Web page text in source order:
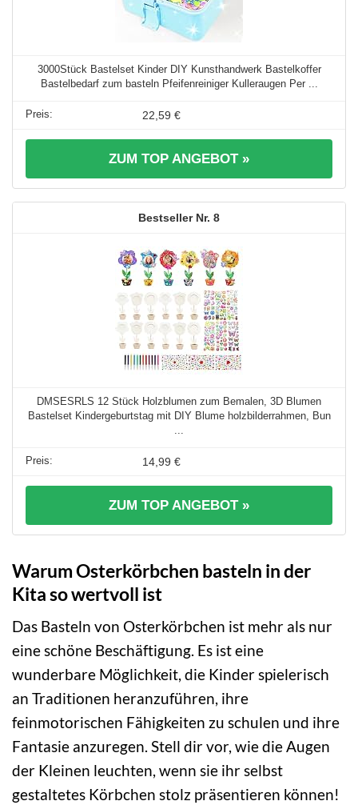
3000Stück Bastelset Kinder DIY Kunsthandwerk Bastelkoffer
Bastelbedarf zum basteln Pfeifenreiniger Kulleraugen Per ...
22,59 €
ZUM TOP ANGEBOT »
8
DMSESRLS 12 Stück Holzblumen zum Bemalen, 3D Blumen
Bastelset Kindergeburtstag mit DIY Blume holzbilderrahmen, Bun
14,99 €
ZUM TOP ANGEBOT »
Warum Osterkörbchen basteln in der
Kita so wertvoll ist
Das Basteln von Osterkörbchen ist mehr als nur
eine schöne Beschäftigung. Es ist eine
wunderbare Möglichkeit, die Kinder spielerisch
an Traditionen heranzuführen, ihre
feinmotorischen Fähigkeiten zu schulen und ihre
Fantasie anzuregen. Stell dir vor, wie die Augen
der Kleinen leuchten, wenn sie ihr selbst
gestaltetes Körbchen stolz präsentieren können!